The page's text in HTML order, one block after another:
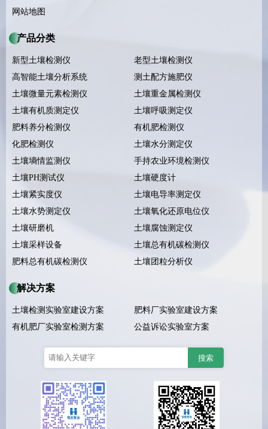
网站地图
产品分类
新型土壤检测仪
老型土壤检测仪
高智能土壤分析系统
测土配方施肥仪
土壤微量元素检测仪
土壤重金属检测仪
土壤有机质测定仪
土壤呼吸测定仪
肥料养分检测仪
有机肥检测仪
化肥检测仪
土壤水分测定仪
土壤墒情监测仪
手持农业环境检测仪
土壤PH测试仪
土壤硬度计
土壤紧实度仪
土壤电导率测定仪
土壤水势测定仪
土壤氧化还原电位仪
土壤研磨机
土壤腐蚀测定仪
土壤采样设备
土壤总有机碳检测仪
肥料总有机碳检测仪
土壤团粒分析仪
解决方案
土壤检测实验室建设方案
肥料厂实验室建设方案
有机肥厂实验室检测方案
公益诉讼实验室方案